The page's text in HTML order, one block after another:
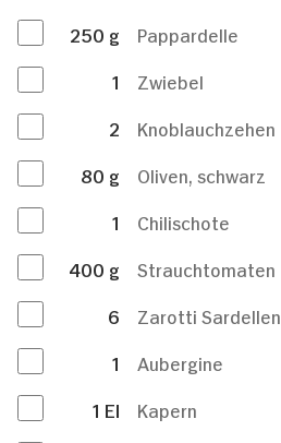
250 g
Pappardelle
1
Zwiebel
2
Knoblauchzehen
80 g
Oliven, schwarz
1
Chilischote
400 g
Strauchtomaten
6
Zarotti Sardellen
1
Aubergine
1 El
Kapern